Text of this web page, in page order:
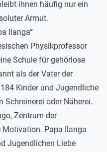
ihnen häufig nur ein
Armut.
Ilanga“
Physikprofessor
Schule für gehörlose
als der Vater der
Kinder und Jugendliche
Schreinerei oder Näherei.
Zentrum der
Motivation. Papa Ilanga
Jugendlichen Liebe